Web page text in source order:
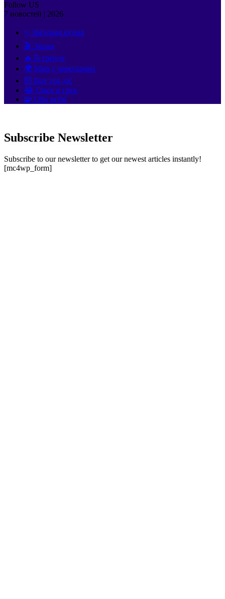
Follow US
7 новостей | 2026
⭐ Звёздная кухня
🎬 Экран
🔥 В тренде
🌍 Мир с чемоданом
🤯 Вот это да!
😂 Смех и грех
🧩 Обо всём
Subscribe Newsletter
Subscribe to our newsletter to get our newest articles instantly!
[mc4wp_form]